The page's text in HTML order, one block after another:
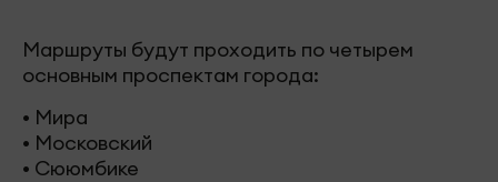
Маршруты будут проходить по четырем
основным проспектам города:
• Мира
• Московский
• Сююмбике